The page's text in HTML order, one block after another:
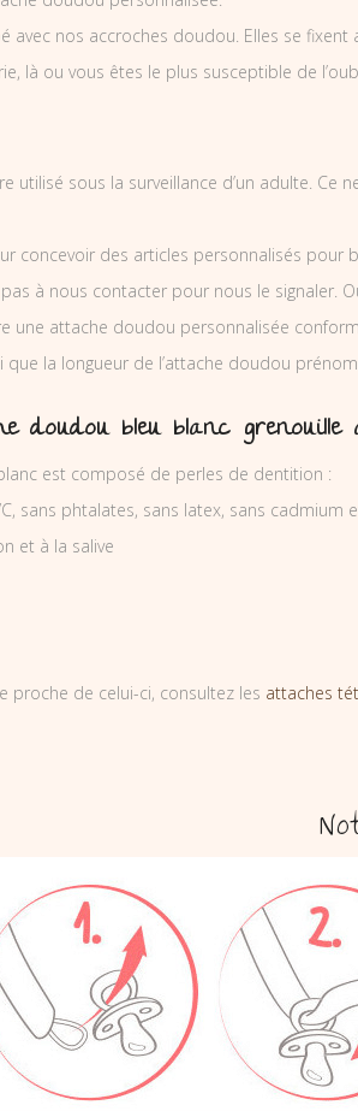
avec nos accroches doudou. Elles se
là ou vous êtes le plus susceptible de
utilisé sous la surveillance d’un adulte.
concevoir des articles personnalisés
à nous contacter pour nous le
une attache doudou personnalisée
la longueur de l’attache doudou
doudou bleu blanc grenouille
est composé de perles de dentition :
sans phtalates, sans latex, sans cadmium
et à la salive
proche de celui-ci, consultez les attaches